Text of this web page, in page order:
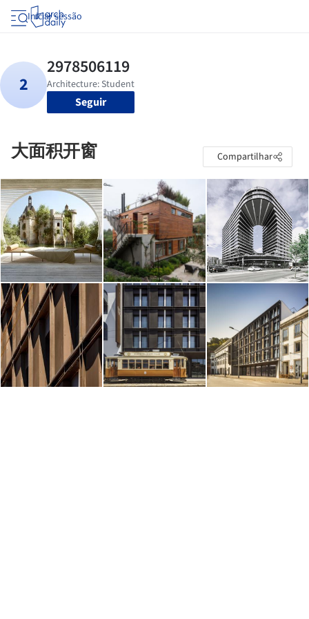
Iniciar sessão
Seguir
大面积开窗 Compartilhar